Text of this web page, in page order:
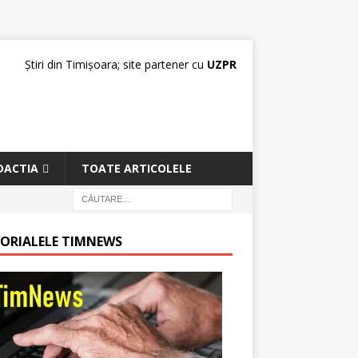
Știri din Timișoara; site partener cu UZPR
TOATE ARTICOLELE
TIMNEWS